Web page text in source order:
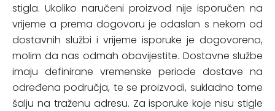
stigla. Ukoliko naručeni proizvod nije isporučen na
vrijeme a prema dogovoru je odaslan s nekom od
dostavnih službi i vrijeme isporuke je dogovoreno,
molim da nas odmah obavijestite. Dostavne službe
imaju definirane vremenske periode dostave na
određena područja, te se proizvodi, sukladno tome
šalju na traženu adresu. Za isporuke koje nisu stigle